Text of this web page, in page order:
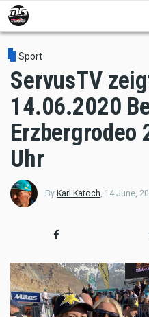
Skip
to
main
content
Sport
ServusTV
14.06.2020
Erzbergrodeo
Uhr
By Karl Katoch 14 June,